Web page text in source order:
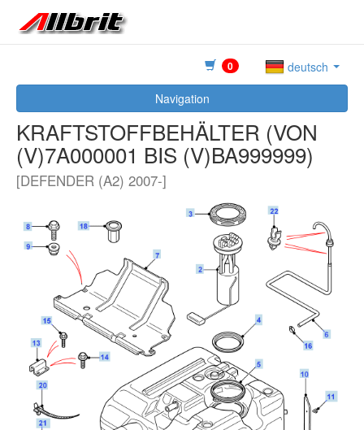
0
deutsch
Navigation
KRAFTSTOFFBEHÄLTER (VON
(V)7A000001 BIS (V)BA999999)
[DEFENDER (A2) 2007-]